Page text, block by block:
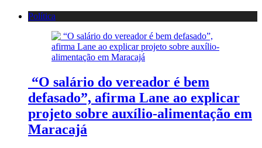
Política
“O salário do vereador é bem
defasado”, afirma Lane ao explicar
projeto sobre auxílio-alimentação em
Maracajá